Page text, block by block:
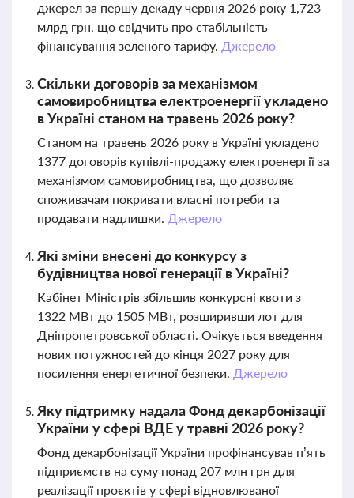
джерел за першу декаду червня 2026 року 1,723
млрд грн, що свідчить про стабільність
фінансування зеленого тарифу. Джерело
Скільки договорів за механізмом
самовиробництва електроенергії укладено
в Україні станом на травень 2026 року?
Станом на травень 2026 року в Україні укладено
1377 договорів купівлі-продажу електроенергії за
механізмом самовиробництва, що дозволяє
споживачам покривати власні потреби та
продавати надлишки. Джерело
Які зміни внесені до конкурсу з
будівництва нової генерації в Україні?
Кабінет Міністрів збільшив конкурсні квоти з
1322 МВт до 1505 МВт, розширивши лот для
Дніпропетровської області. Очікується введення
нових потужностей до кінця 2027 року для
посилення енергетичної безпеки. Джерело
Яку підтримку надала Фонд декарбонізації
України у сфері ВДЕ у травні 2026 року?
Фонд декарбонізації України профінансував п’ять
підприємств на суму понад 207 млн грн для
реалізації проєктів у сфері відновлюваної